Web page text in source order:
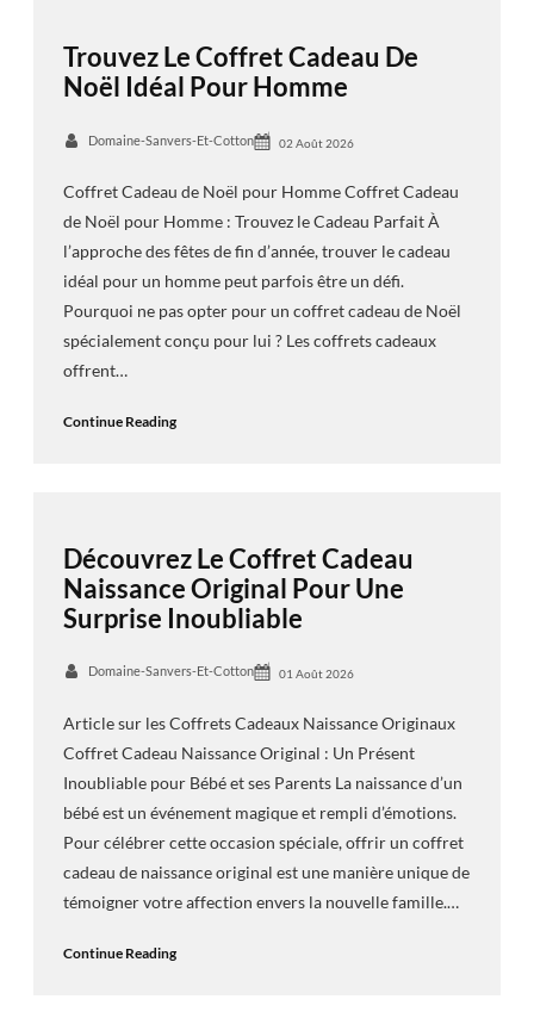
Trouvez Le Coffret Cadeau De
Noël Idéal Pour Homme
Domaine-Sanvers-Et-Cotton 02 Août 2026
Coffret Cadeau de Noël pour Homme Coffret Cadeau
de Noël pour Homme : Trouvez le Cadeau Parfait À
l’approche des fêtes de fin d’année, trouver le cadeau
idéal pour un homme peut parfois être un défi.
Pourquoi ne pas opter pour un coffret cadeau de Noël
spécialement conçu pour lui ? Les coffrets cadeaux
offrent…
Continue Reading
Découvrez Le Coffret Cadeau
Naissance Original Pour Une
Surprise Inoubliable
Domaine-Sanvers-Et-Cotton 01 Août 2026
Article sur les Coffrets Cadeaux Naissance Originaux
Coffret Cadeau Naissance Original : Un Présent
Inoubliable pour Bébé et ses Parents La naissance d’un
bébé est un événement magique et rempli d’émotions.
Pour célébrer cette occasion spéciale, offrir un coffret
cadeau de naissance original est une manière unique de
témoigner votre affection envers la nouvelle famille.…
Continue Reading